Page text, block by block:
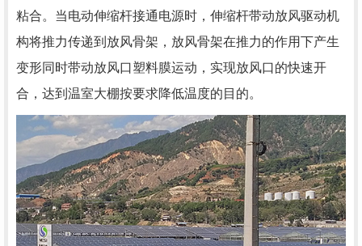
粘合。当电动伸缩杆接通电源时，伸缩杆带动放风驱动机
构将推力传递到放风骨架，放风骨架在推力的作用下产生
变形同时带动放风口塑料膜运动，实现放风口的快速开
合，达到温室大棚按要求降低温度的目的。